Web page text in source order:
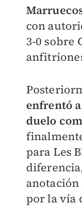
con
3-0 sobre
enfrentó
duelo
para Les
por la vía